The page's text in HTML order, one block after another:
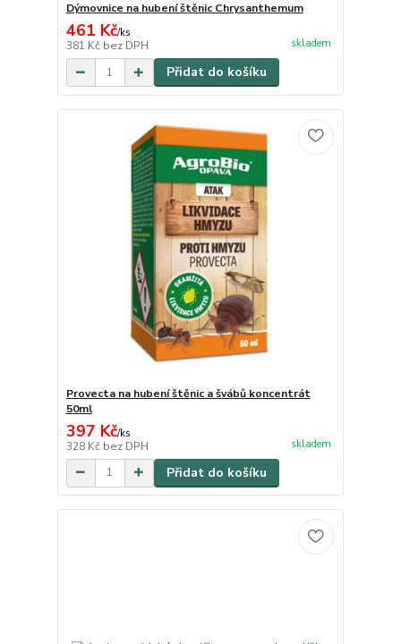
Dýmovnice na hubení štěnic Chrysanthemum
461 Kč/ks
381 Kč bez DPH skladem
Přidat do košíku
Provecta na hubení štěnic a švábů koncentrát
50ml
397 Kč/ks
328 Kč bez DPH skladem
Přidat do košíku